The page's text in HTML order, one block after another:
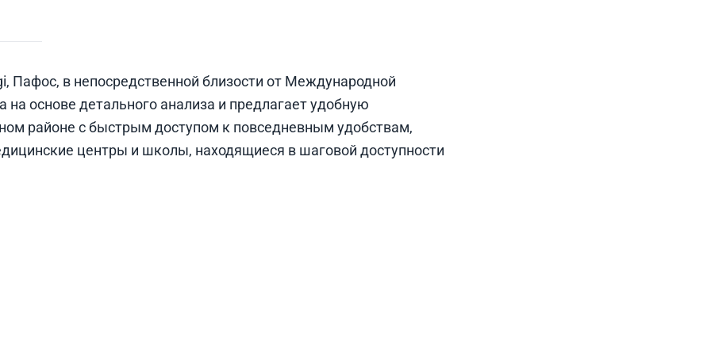
Пафос, в непосредственной близости от Международной
основе детального анализа и предлагает удобную
районе с быстрым доступом к повседневным удобствам,
центры и школы, находящиеся в шаговой доступности